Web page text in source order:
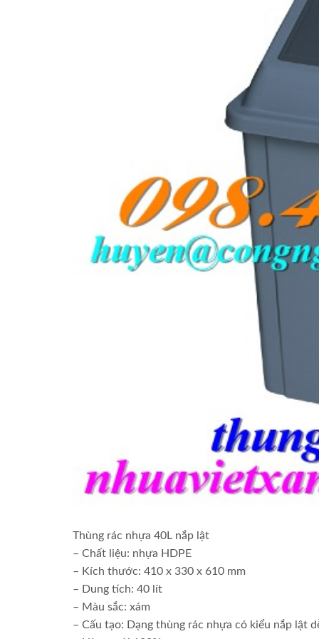
Thùng rác nhựa 40L nắp lật
– Chất liệu: nhựa HDPE
– Kích thước: 410 x 330 x 610 mm
– Dung tích: 40 lít
– Màu sắc: xám
– Cấu tạo: Dạng thùng rác nhựa có kiểu nắp lật